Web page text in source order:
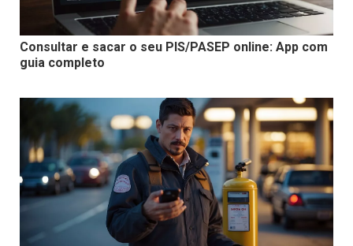
Consultar e sacar o seu PIS/PASEP online: App com
guia completo